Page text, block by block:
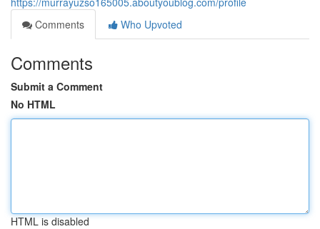
Comments
Who Upvoted
Comments
Submit a Comment
No HTML
HTML is disabled